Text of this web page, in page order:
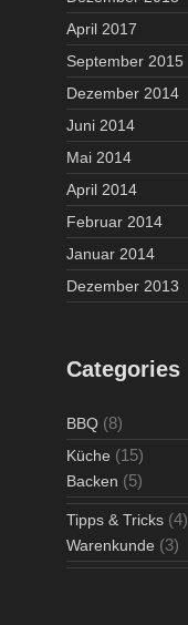
April 2017
September 2015
Dezember 2014
Juni 2014
Mai 2014
April 2014
Februar 2014
Januar 2014
Dezember 2013
Categories
BBQ (8)
Küche (15)
Backen (5)
Tipps & Tricks (4)
Warenkunde (3)